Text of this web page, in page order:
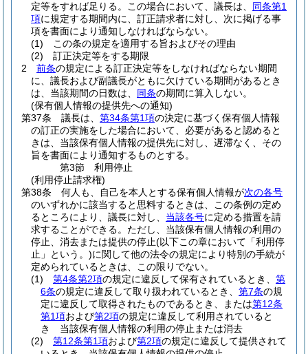
定等をすれば足りる。
この場合において、議長は、 同条第1
項に規定する期間内に、訂正請求者に対し、次に掲げる事
項を書面により通知しなければならない。
(1)
この条の規定を適用する旨およびその理由
(2)
訂正決定等をする期限
2
前条の規定による訂正決定等をしなければならない期間
に、議長および副議長がともに欠けている期間があるとき
は、当該期間の日数は、 同条の期間に算入しない。
(保有個人情報の提供先への通知)
第37条
議長は、 第34条第1項の決定に基づく保有個人情報
の訂正の実施をした場合において、必要があると認めると
きは、当該保有個人情報の提供先に対し、遅滞なく、その
旨を書面により通知するものとする。
第3節
利用停止
(利用停止請求権)
第38条
何人も、自己を本人とする保有個人情報が次の各号
のいずれかに該当すると思料するときは、この条例の定め
るところにより、議長に対し、 当該各号に定める措置を請
求することができる。 ただし、当該保有個人情報の利用の
停止、消去または提供の停止(以下この章において「利用停
止」という。)に関して他の法令の規定により特別の手続が
定められているときは、この限りでない。
(1)
第4条第2項の規定に違反して保有されているとき、 第
6条の規定に違反して取り扱われているとき、 第7条の規
定に違反して取得されたものであるとき、または第12条
第1項および第2項の規定に違反して利用されていると
き 当該保有個人情報の利用の停止または消去
(2)
第12条第1項および第2項の規定に違反して提供されて